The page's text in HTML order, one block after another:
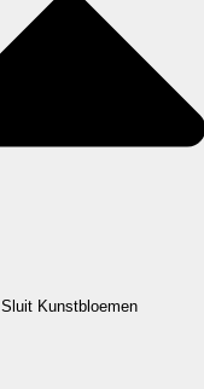
Sluit Kunstbloemen